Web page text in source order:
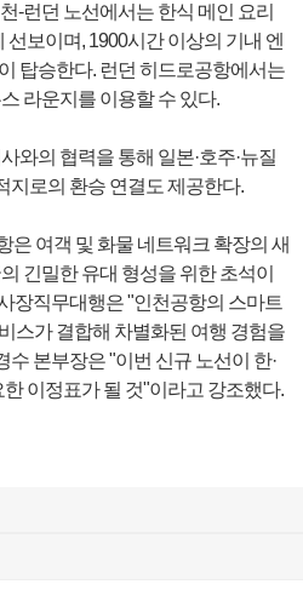
-런던 노선에서는 한식 메인 요리
보이며, 1900시간 이상의 기내 엔
탑승한다. 런던 히드로공항에서는
라운지를 이용할 수 있다.
와의 협력을 통해 일본·호주·뉴질
지로의 환승 연결도 제공한다.
은 여객 및 화물 네트워크 확장의 새
긴밀한 유대 형성을 위한 초석이
장직무대행은 "인천공항의 스마트
스가 결합해 차별화된 여행 경험을
수 본부장은 "이번 신규 노선이 한·
이정표가 될 것"이라고 강조했다.